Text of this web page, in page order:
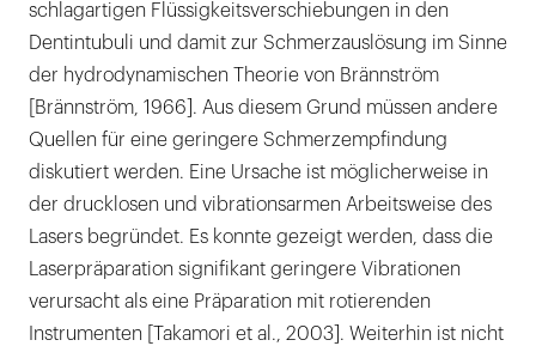
schlagartigen Flüssigkeitsverschiebungen in den
Dentintubuli und damit zur Schmerzauslösung im Sinne
der hydrodynamischen Theorie von Brännström
[Brännström, 1966]. Aus diesem Grund müssen andere
Quellen für eine geringere Schmerzempfindung
diskutiert werden. Eine Ursache ist möglicherweise in
der drucklosen und vibrationsarmen Arbeitsweise des
Lasers begründet. Es konnte gezeigt werden, dass die
Laserpräparation signifikant geringere Vibrationen
verursacht als eine Präparation mit rotierenden
Instrumenten [Takamori et al., 2003]. Weiterhin ist nicht